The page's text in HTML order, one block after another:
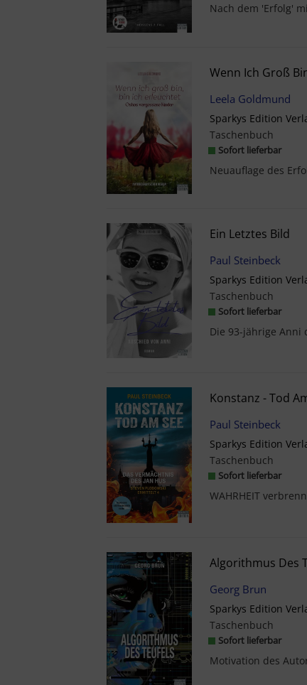
Wenn Ich Groß
Leela Goldmund
Sparkys Edition
Taschenbuch
Sofort lieferbar
Ein Letztes Bild
Paul Steinbeck
Sparkys Edition
Taschenbuch
Sofort lieferbar
Konstanz - Tod
Paul Steinbeck
Sparkys Edition
Taschenbuch
Sofort lieferbar
Algorithmus Des
Georg Brun
Sparkys Edition
Taschenbuch
Sofort lieferbar